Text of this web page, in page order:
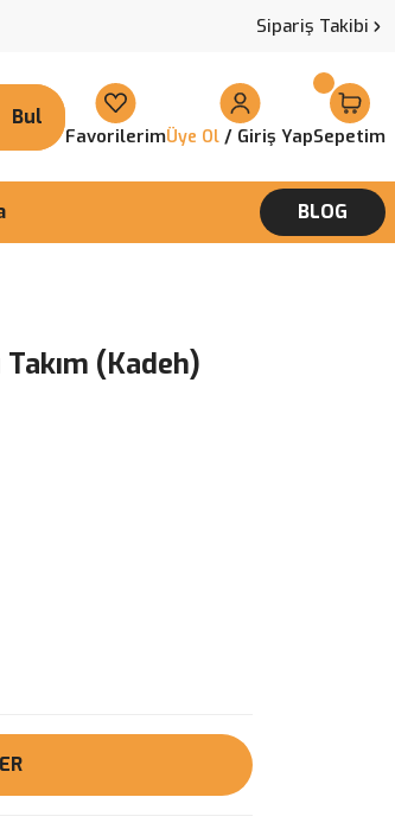
Sipariş Takibi
Bul
FavorilerimÜye Ol / Giriş YapSepetim
BLOG
(Kadeh)